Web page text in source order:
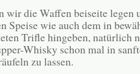
wir die Waffen beiseite legen
Speise wie auch dem in
Trifle hingeben, natürlich
Whisky schon mal in
zu lassen.